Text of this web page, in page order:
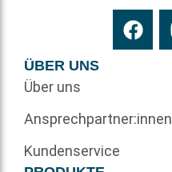
ÜBER UNS
Über uns
Ansprechpartner:innen
Kundenservice